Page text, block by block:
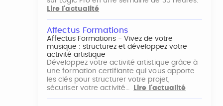
Lire l'actualité
Affectus Formations
Affectus Formations - Vivez de votre
musique : structurez et développez votre
activité artistique
Développez votre activité artistique grâce à
une formation certifiante qui vous apporte
les clés pour structurer votre projet,
sécuriser votre activité…
Lire l'actualité